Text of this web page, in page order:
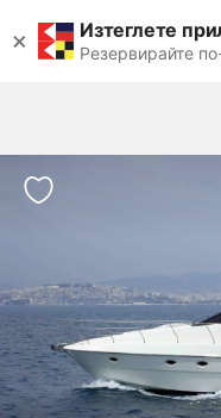
× Изтеглете
Резервирайте